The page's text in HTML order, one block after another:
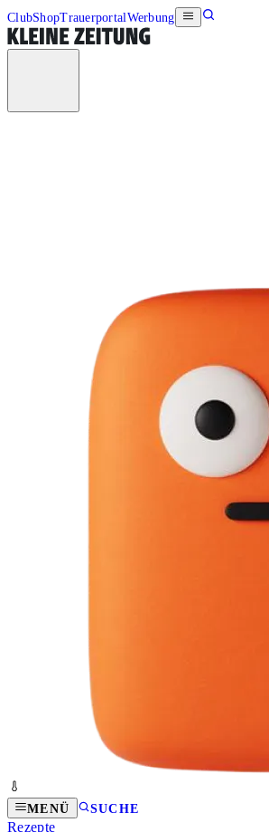
ClubShopTrauerportalWerbung
MENÜ SUCHE
Rezepte